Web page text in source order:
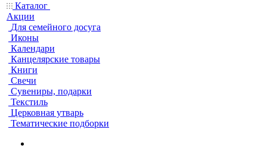
Каталог
Акции
Для семейного досуга
Иконы
Календари
Канцелярские товары
Книги
Свечи
Сувениры, подарки
Текстиль
Церковная утварь
Тематические подборки